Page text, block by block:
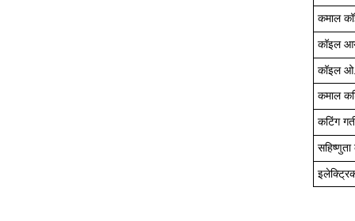
कमाल
कॉइल
कॉइल
कमाल
कटिंग